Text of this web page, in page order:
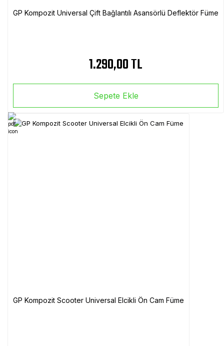
GP Kompozit Universal Çift Bağlantılı Asansörlü Deflektör Füme
1.290,00 TL
Sepete Ekle
GP Kompozit Scooter Universal Elcikli Ön Cam Füme